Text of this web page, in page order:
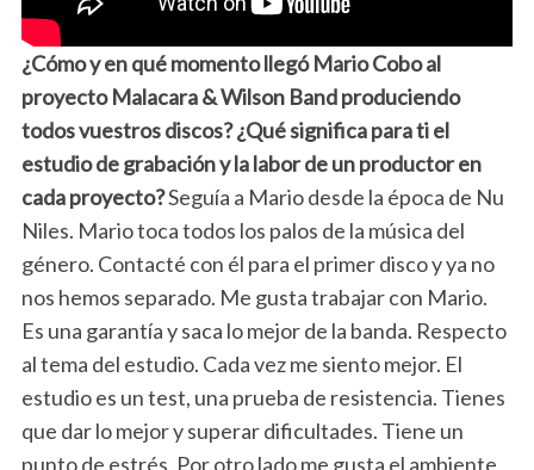
¿Cómo y en qué momento llegó Mario Cobo al
proyecto Malacara & Wilson Band produciendo
todos vuestros discos? ¿Qué significa para ti el
estudio de grabación y la labor de un productor en
cada proyecto?Seguía a Mario desde la época de Nu
Niles. Mario toca todos los palos de la música del
género. Contacté con él para el primer disco y ya no
nos hemos separado. Me gusta trabajar con Mario.
Es una garantía y saca lo mejor de la banda. Respecto
al tema del estudio. Cada vez me siento mejor. El
estudio es un test, una prueba de resistencia. Tienes
que dar lo mejor y superar dificultades. Tiene un
punto de estrés. Por otro lado me gusta el ambiente